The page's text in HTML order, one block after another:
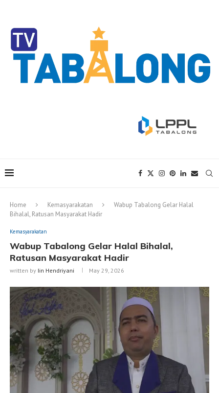
Home Kemasyarakatan
Wabup Tabalong Gelar Halal
Bihalal, Ratusan Masyarakat Hadir
Kemasyarakatan
Wabup Tabalong Gelar Halal Bihalal,
Ratusan Masyarakat Hadir
written by Iin Hendriyani May 29, 2026